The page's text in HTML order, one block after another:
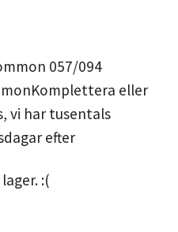
057/094
eller
vi har tusentals
efter
:(